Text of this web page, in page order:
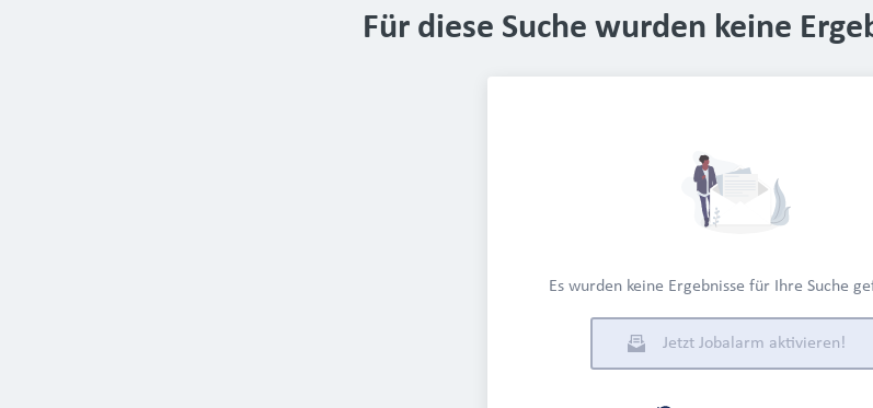
Für diese Suche wurden keine
Es wurden keine Ergebnisse für Ihre Suche
Jetzt Jobalarm aktivieren!